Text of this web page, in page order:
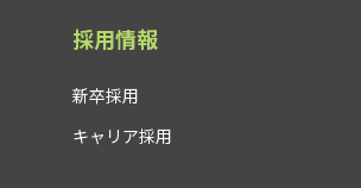
採用情報
新卒採用
キャリア採用